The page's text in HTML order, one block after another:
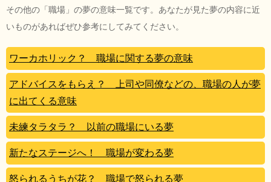
その他の「職場」の夢の意味一覧です。あなたが見た夢の内容に近
いものがあればぜひ参考にしてみてください。
ワーカホリック？ 職場に関する夢の意味
アドバイスをもらえ？ 上司や同僚などの、職場の人が夢
に出てくる意味
未練タラタラ？ 以前の職場にいる夢
新たなステージへ！ 職場が変わる夢
怒られるうちが花？ 職場で怒られる夢